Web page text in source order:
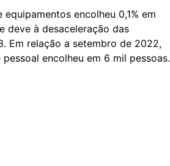
encolheu 0,1% em
deve à desaceleração das
Em relação a setembro de 2022,
encolheu em 6 mil pessoas.